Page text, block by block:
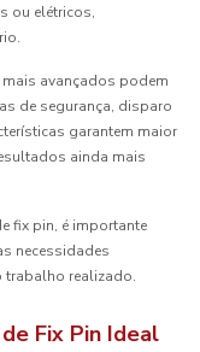
ou elétricos,
avançados podem
de segurança, disparo
garantem maior
ainda mais
fix pin, é importante
necessidades
trabalho realizado.
Fix Pin Ideal